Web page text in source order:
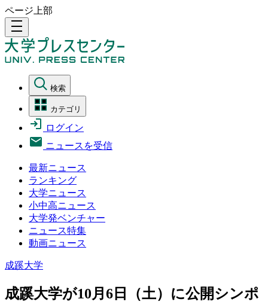
ページ上部
density_medium
検索
カテゴリ
ログイン
ニュースを受信
最新ニュース
ランキング
大学ニュース
小中高ニュース
大学発ベンチャー
ニュース特集
動画ニュース
成蹊大学
成蹊大学が10月6日（土）に公開シンポ